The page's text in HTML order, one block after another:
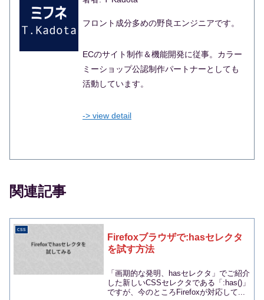
フロント成分多めの野良エンジニアです。
ECのサイト制作＆機能開発に従事。カラー
ミーショップ公認制作パートナーとしても
活動しています。
-> view detail
関連記事
css
Firefoxブラウザで:hasセレクタ
を試す方法
「画期的な発明、hasセレクタ」でご紹介
した新しいCSSセレクタである「:has()」
ですが、今のところFirefoxが対応して...